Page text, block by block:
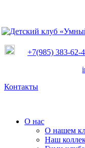
+7(985) 383-62-
Контакты
О нас
О нашем
Наш